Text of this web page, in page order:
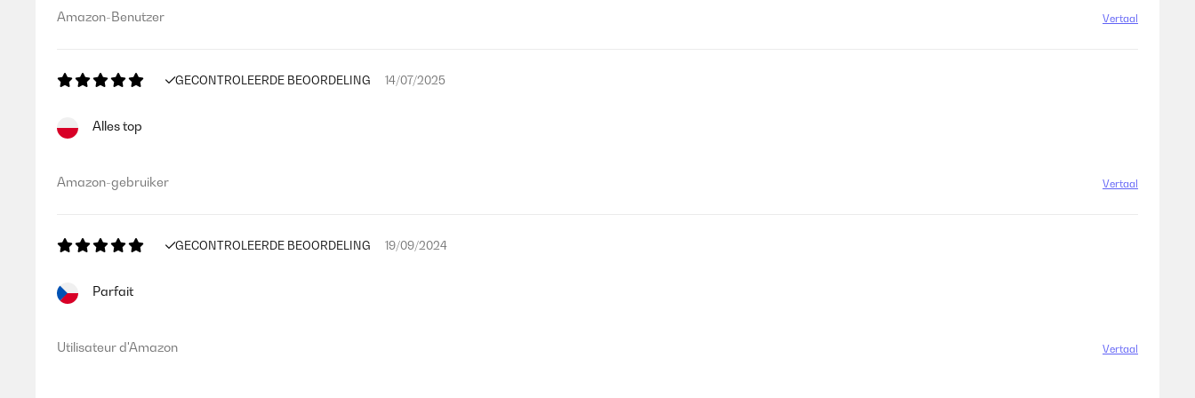
Amazon-Benutzer Vertaal
GECONTROLEERDE BEOORDELING 14/07/2025
Alles top
Amazon-gebruiker Vertaal
GECONTROLEERDE BEOORDELING 19/09/2024
Parfait
Utilisateur d'Amazon Vertaal